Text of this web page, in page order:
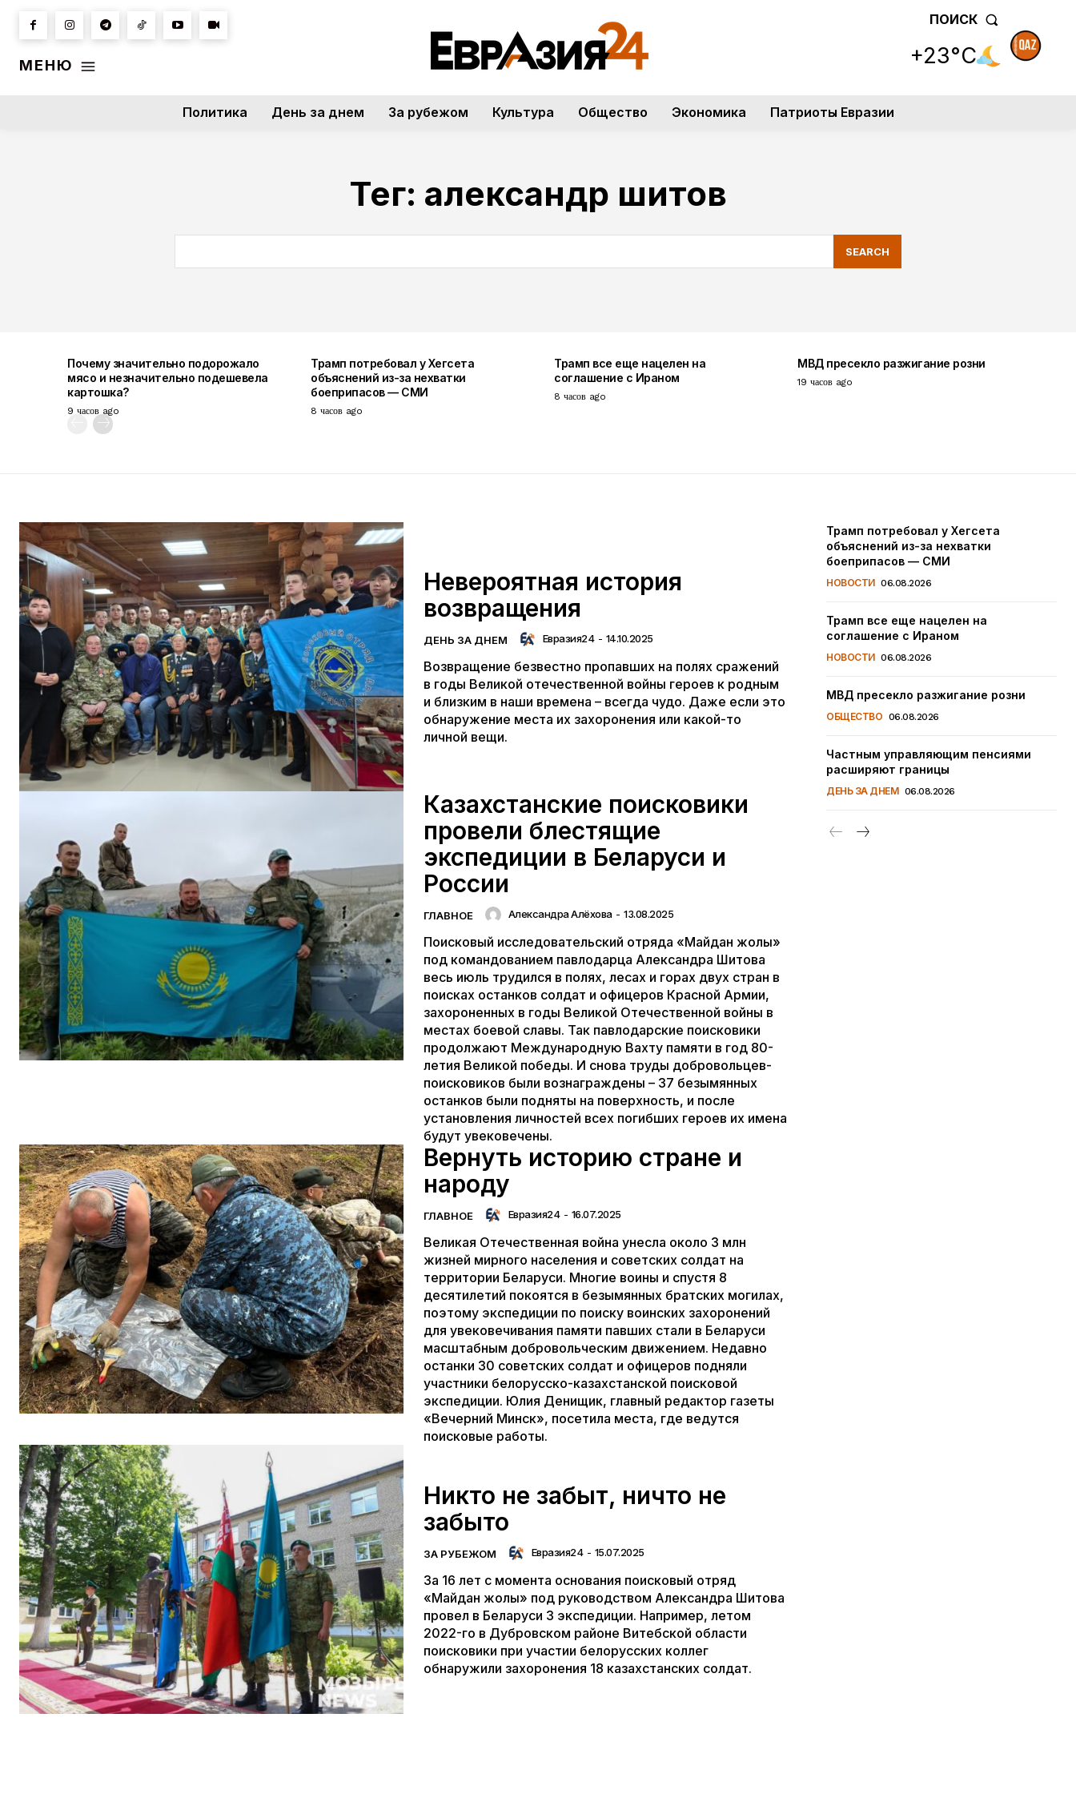
МЕНЮ
ПОИСК
+23°C
Политика День за днем За рубежом Культура Общество Экономика Патриоты Евразии
Тег: александр шитов
SEARCH
Почему значительно подорожало
мясо и незначительно подешевела
картошка?
9 часов ago
Трамп потребовал у Хегсета
объяснений из-за нехватки
боеприпасов — СМИ
8 часов ago
Трамп все еще нацелен на
соглашение с Ираном
8 часов ago
МВД пресекло разжигание розни
19 часов ago
Невероятная история
возвращения
ДЕНЬ ЗА ДНЕМ Евразия24 - 14.10.2025
Возвращение безвестно пропавших на полях сражений
в годы Великой отечественной войны героев к родным
и близким в наши времена – всегда чудо. Даже если это
обнаружение места их захоронения или какой-то
личной вещи.
Казахстанские поисковики
провели блестящие
экспедиции в Беларуси и
России
ГЛАВНОЕ Александра Алёхова - 13.08.2025
Поисковый исследовательский отряда «Майдан жолы»
под командованием павлодарца Александра Шитова
весь июль трудился в полях, лесах и горах двух стран в
поисках останков солдат и офицеров Красной Армии,
захороненных в годы Великой Отечественной войны в
местах боевой славы. Так павлодарские поисковики
продолжают Международную Вахту памяти в год 80-
летия Великой победы. И снова труды добровольцев-
поисковиков были вознаграждены – 37 безымянных
останков были подняты на поверхность, и после
установления личностей всех погибших героев их имена
будут увековечены.
Вернуть историю стране и
народу
ГЛАВНОЕ Евразия24 - 16.07.2025
Великая Отечественная война унесла около 3 млн
жизней мирного населения и советских солдат на
территории Беларуси. Многие воины и спустя 8
десятилетий покоятся в безымянных братских могилах,
поэтому экспедиции по поиску воинских захоронений
для увековечивания памяти павших стали в Беларуси
масштабным добровольческим движением. Недавно
останки 30 советских солдат и офицеров подняли
участники белорусско-казахстанской поисковой
экспедиции. Юлия Денищик, главный редактор газеты
«Вечерний Минск», посетила места, где ведутся
поисковые работы.
Никто не забыт, ничто не
забыто
ЗА РУБЕЖОМ Евразия24 - 15.07.2025
За 16 лет с момента основания поисковый отряд
«Майдан жолы» под руководством Александра Шитова
провел в Беларуси 3 экспедиции. Например, летом
2022-го в Дубровском районе Витебской области
поисковики при участии белорусских коллег
обнаружили захоронения 18 казахстанских солдат.
Трамп потребовал у Хегсета
объяснений из-за нехватки
боеприпасов — СМИ
НОВОСТИ 06.08.2026
Трамп все еще нацелен на
соглашение с Ираном
НОВОСТИ 06.08.2026
МВД пресекло разжигание розни
ОБЩЕСТВО 06.08.2026
Частным управляющим пенсиями
расширяют границы
ДЕНЬ ЗА ДНЕМ 06.08.2026